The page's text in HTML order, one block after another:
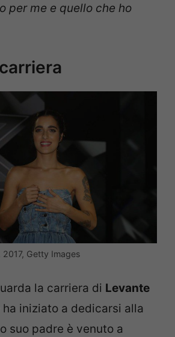
per me e quello che ho
Getty Images
la carriera di Levante
iniziato a dedicarsi alla
suo padre è venuto a